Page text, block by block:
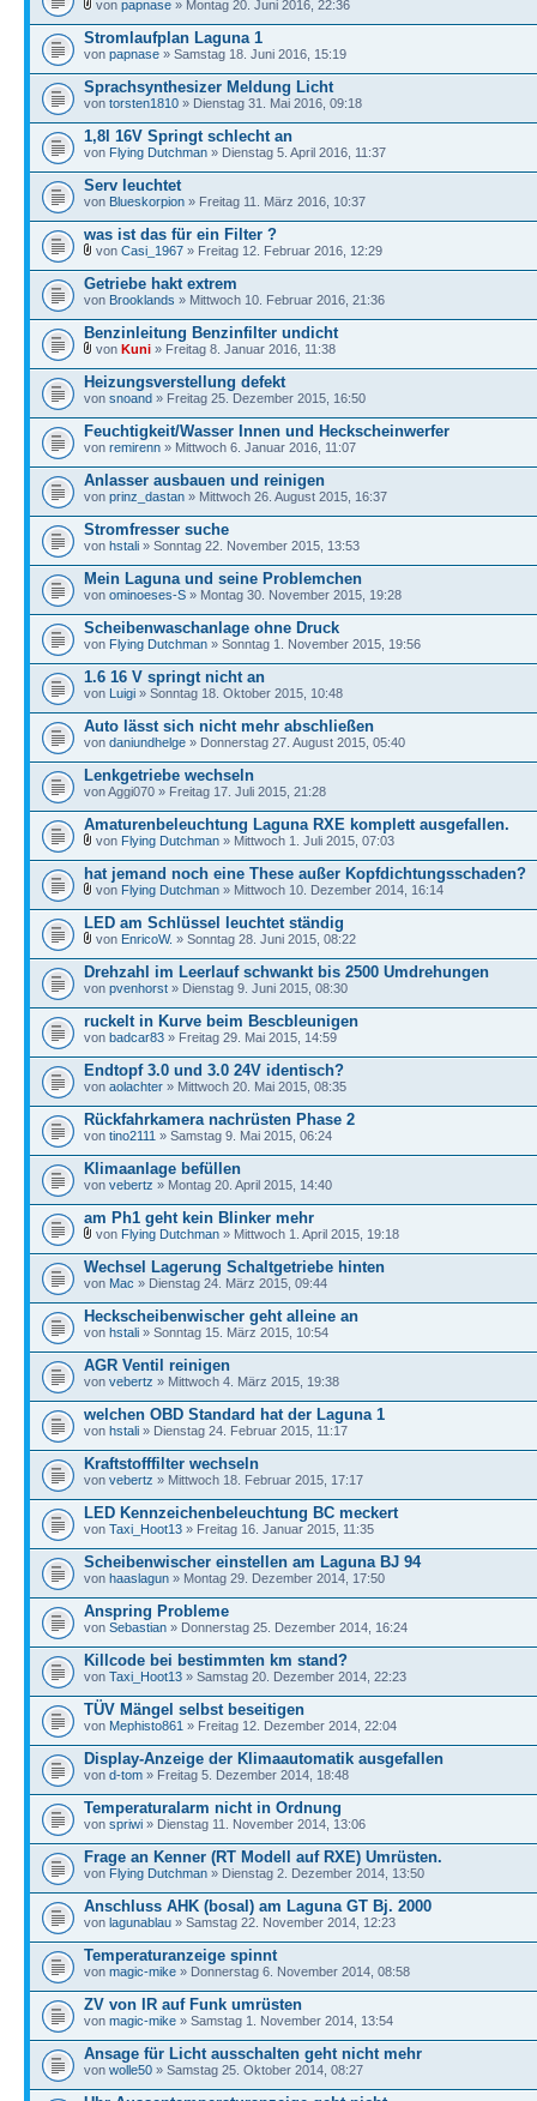
von papnase » Montag 20. Juni 2016, 22:36
Stromlaufplan Laguna 1
von papnase » Samstag 18. Juni 2016, 15:19
Sprachsynthesizer Meldung Licht
von torsten1810 » Dienstag 31. Mai 2016, 09:18
1,8l 16V Springt schlecht an
von Flying Dutchman » Dienstag 5. April 2016, 11:37
Serv leuchtet
von Blueskorpion » Freitag 11. März 2016, 10:37
was ist das für ein Filter ?
von Casi_1967 » Freitag 12. Februar 2016, 12:29
Getriebe hakt extrem
von Brooklands » Mittwoch 10. Februar 2016, 21:36
Benzinleitung Benzinfilter undicht
von Kuni » Freitag 8. Januar 2016, 11:38
Heizungsverstellung defekt
von snoand » Freitag 25. Dezember 2015, 16:50
Feuchtigkeit/Wasser Innen und Heckscheinwerfer
von remirenn » Mittwoch 6. Januar 2016, 11:07
Anlasser ausbauen und reinigen
von prinz_dastan » Mittwoch 26. August 2015, 16:37
Stromfresser suche
von hstali » Sonntag 22. November 2015, 13:53
Mein Laguna und seine Problemchen
von ominoeses-S » Montag 30. November 2015, 19:28
Scheibenwaschanlage ohne Druck
von Flying Dutchman » Sonntag 1. November 2015, 19:56
1.6 16 V springt nicht an
von Luigi » Sonntag 18. Oktober 2015, 10:48
Auto lässt sich nicht mehr abschließen
von daniundhelge » Donnerstag 27. August 2015, 05:40
Lenkgetriebe wechseln
von Aggi070 » Freitag 17. Juli 2015, 21:28
Amaturenbeleuchtung Laguna RXE komplett ausgefallen.
von Flying Dutchman » Mittwoch 1. Juli 2015, 07:03
hat jemand noch eine These außer Kopfdichtungsschaden?
von Flying Dutchman » Mittwoch 10. Dezember 2014, 16:14
LED am Schlüssel leuchtet ständig
von EnricoW. » Sonntag 28. Juni 2015, 08:22
Drehzahl im Leerlauf schwankt bis 2500 Umdrehungen
von pvenhorst » Dienstag 9. Juni 2015, 08:30
ruckelt in Kurve beim Bescbleunigen
von badcar83 » Freitag 29. Mai 2015, 14:59
Endtopf 3.0 und 3.0 24V identisch?
von aolachter » Mittwoch 20. Mai 2015, 08:35
Rückfahrkamera nachrüsten Phase 2
von tino2111 » Samstag 9. Mai 2015, 06:24
Klimaanlage befüllen
von vebertz » Montag 20. April 2015, 14:40
am Ph1 geht kein Blinker mehr
von Flying Dutchman » Mittwoch 1. April 2015, 19:18
Wechsel Lagerung Schaltgetriebe hinten
von Mac » Dienstag 24. März 2015, 09:44
Heckscheibenwischer geht alleine an
von hstali » Sonntag 15. März 2015, 10:54
AGR Ventil reinigen
von vebertz » Mittwoch 4. März 2015, 19:38
welchen OBD Standard hat der Laguna 1
von hstali » Dienstag 24. Februar 2015, 11:17
Kraftstofffilter wechseln
von vebertz » Mittwoch 18. Februar 2015, 17:17
LED Kennzeichenbeleuchtung BC meckert
von Taxi_Hoot13 » Freitag 16. Januar 2015, 11:35
Scheibenwischer einstellen am Laguna BJ 94
von haaslagun » Montag 29. Dezember 2014, 17:50
Anspring Probleme
von Sebastian » Donnerstag 25. Dezember 2014, 16:24
Killcode bei bestimmten km stand?
von Taxi_Hoot13 » Samstag 20. Dezember 2014, 22:23
TÜV Mängel selbst beseitigen
von Mephisto861 » Freitag 12. Dezember 2014, 22:04
Display-Anzeige der Klimaautomatik ausgefallen
von d-tom » Freitag 5. Dezember 2014, 18:48
Temperaturalarm nicht in Ordnung
von spriwi » Dienstag 11. November 2014, 13:06
Frage an Kenner (RT Modell auf RXE) Umrüsten.
von Flying Dutchman » Dienstag 2. Dezember 2014, 13:50
Anschluss AHK (bosal) am Laguna GT Bj. 2000
von lagunablau » Samstag 22. November 2014, 12:23
Temperaturanzeige spinnt
von magic-mike » Donnerstag 6. November 2014, 08:58
ZV von IR auf Funk umrüsten
von magic-mike » Samstag 1. November 2014, 13:54
Ansage für Licht ausschalten geht nicht mehr
von wolle50 » Samstag 25. Oktober 2014, 08:27